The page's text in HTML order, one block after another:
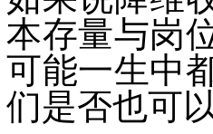
本存量与岗
可能一生中
们是否也可